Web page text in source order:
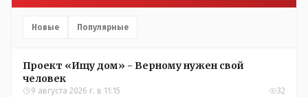
Новые Популярные
Проект «Ищу дом» - Верному нужен свой
человек
9 августа 2026 г. в 11:15 32